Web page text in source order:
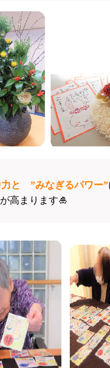
力と ”みなぎるパワー”
高まります🎍